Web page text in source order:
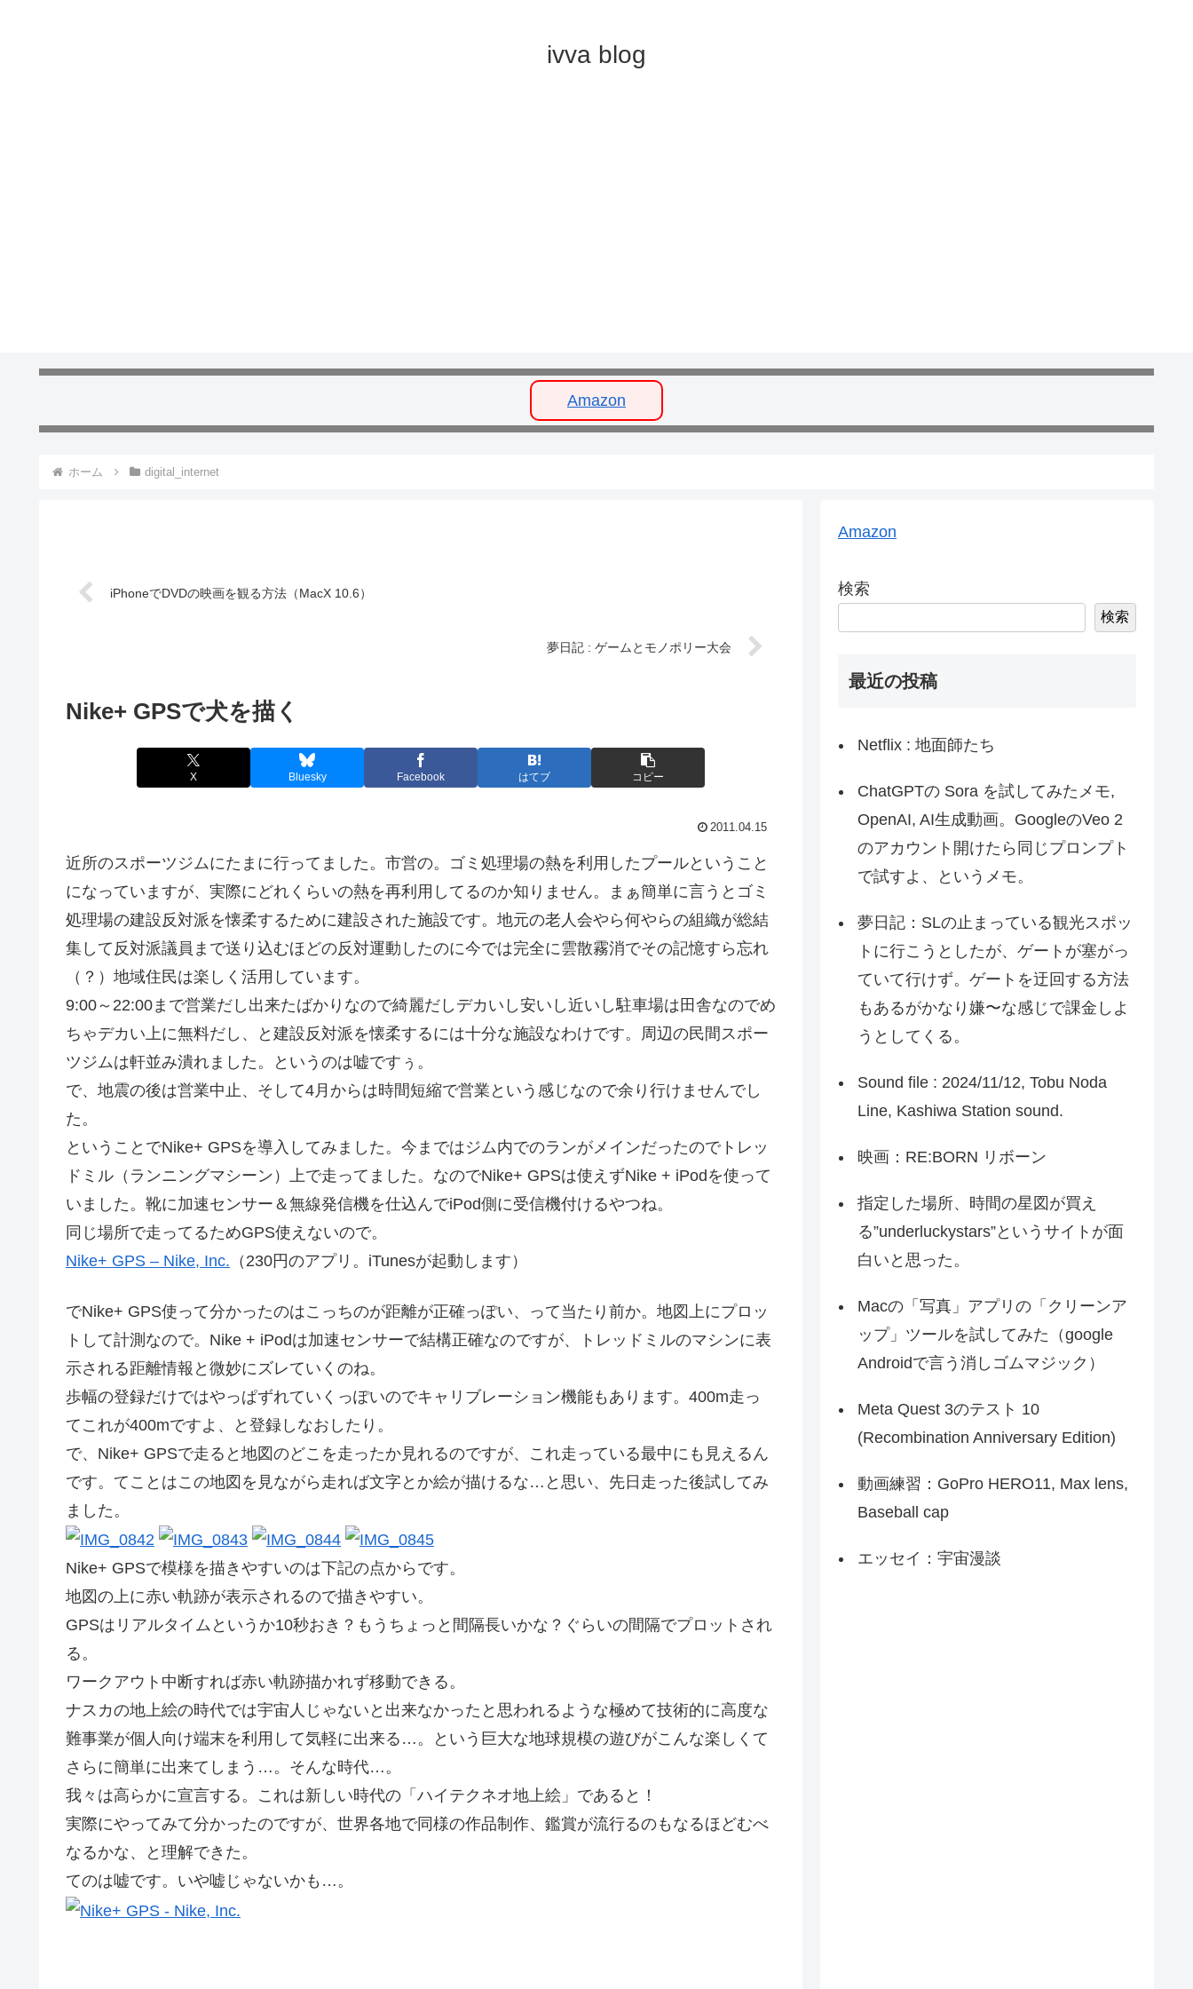
ivva blog
Amazon
ホーム digital_internet
iPhoneでDVDの映画を観る方法（MacX 10.6）
夢日記 : ゲームとモノポリー大会
Nike+ GPSで犬を描く
X Bluesky Facebook はてブ コピー
2011.04.15
近所のスポーツジムにたまに行ってました。市営の。ゴミ処理場の熱を利用したプールということ
になっていますが、実際にどれくらいの熱を再利用してるのか知りません。まぁ簡単に言うとゴミ
処理場の建設反対派を懐柔するために建設された施設です。地元の老人会やら何やらの組織が総結
集して反対派議員まで送り込むほどの反対運動したのに今では完全に雲散霧消でその記憶すら忘れ
（？）地域住民は楽しく活用しています。
9:00～22:00まで営業だし出来たばかりなので綺麗だしデカいし安いし近いし駐車場は田舎なのでめ
ちゃデカい上に無料だし、と建設反対派を懐柔するには十分な施設なわけです。周辺の民間スポー
ツジムは軒並み潰れました。というのは嘘ですぅ。
で、地震の後は営業中止、そして4月からは時間短縮で営業という感じなので余り行けませんでし
た。
ということでNike+ GPSを導入してみました。今まではジム内でのランがメインだったのでトレッ
ドミル（ランニングマシーン）上で走ってました。なのでNike+ GPSは使えずNike + iPodを使って
いました。靴に加速センサー＆無線発信機を仕込んでiPod側に受信機付けるやつね。
同じ場所で走ってるためGPS使えないので。
Nike+ GPS – Nike, Inc. （230円のアプリ。iTunesが起動します）
でNike+ GPS使って分かったのはこっちのが距離が正確っぽい、って当たり前か。地図上にプロッ
トして計測なので。Nike + iPodは加速センサーで結構正確なのですが、トレッドミルのマシンに表
示される距離情報と微妙にズレていくのね。
歩幅の登録だけではやっぱずれていくっぽいのでキャリブレーション機能もあります。400m走っ
てこれが400mですよ、と登録しなおしたり。
で、Nike+ GPSで走ると地図のどこを走ったか見れるのですが、これ走っている最中にも見えるん
です。てことはこの地図を見ながら走れば文字とか絵が描けるな…と思い、先日走った後試してみ
ました。
Nike+ GPSで模様を描きやすいのは下記の点からです。
地図の上に赤い軌跡が表示されるので描きやすい。
GPSはリアルタイムというか10秒おき？もうちょっと間隔長いかな？ぐらいの間隔でプロットされ
る。
ワークアウト中断すれば赤い軌跡描かれず移動できる。
ナスカの地上絵の時代では宇宙人じゃないと出来なかったと思われるような極めて技術的に高度な
難事業が個人向け端末を利用して気軽に出来る…。という巨大な地球規模の遊びがこんな楽しくて
さらに簡単に出来てしまう…。そんな時代…。
我々は高らかに宣言する。これは新しい時代の「ハイテクネオ地上絵」であると！
実際にやってみて分かったのですが、世界各地で同様の作品制作、鑑賞が流行るのもなるほどむべ
なるかな、と理解できた。
てのは嘘です。いや嘘じゃないかも…。
Amazon
検索
検索
最近の投稿
Netflix : 地面師たち
ChatGPTの Sora を試してみたメモ,
OpenAI, AI生成動画。GoogleのVeo 2
のアカウント開けたら同じプロンプト
で試すよ、というメモ。
夢日記：SLの止まっている観光スポッ
トに行こうとしたが、ゲートが塞がっ
ていて行けず。ゲートを迂回する方法
もあるがかなり嫌〜な感じで課金しよ
うとしてくる。
Sound file : 2024/11/12, Tobu Noda
Line, Kashiwa Station sound.
映画：RE:BORN リボーン
指定した場所、時間の星図が買え
る”underluckystars”というサイトが面
白いと思った。
Macの「写真」アプリの「クリーンア
ップ」ツールを試してみた（google
Androidで言う消しゴムマジック）
Meta Quest 3のテスト 10
(Recombination Anniversary Edition)
動画練習：GoPro HERO11, Max lens,
Baseball cap
エッセイ：宇宙漫談